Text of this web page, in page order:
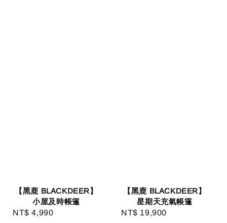
【黑鹿 BLACKDEER】
小屋及時帳篷
Regular
NT$ 4,990
【黑鹿 BLACKDEER】
星期天充氣帳篷
Regular
NT$ 19,900